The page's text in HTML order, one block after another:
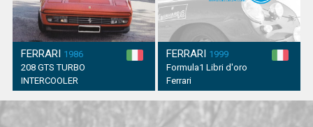
FERRARI 1986
208 GTS TURBO
INTERCOOLER
FERRARI 1999
Formula1 Libri d'oro
Ferrari